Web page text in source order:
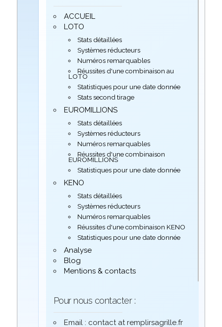
ACCUEIL
LOTO
Stats détaillées
Systèmes réducteurs
Numéros remarquables
Réussites d'une combinaison au
LOTO
Statistiques pour une date donnée
Stats second tirage
EUROMILLIONS
Stats détaillées
Systèmes réducteurs
Numéros remarquables
Réussites d'une combinaison
EUROMILLIONS
Statistiques pour une date donnée
KENO
Stats détaillées
Systèmes réducteurs
Numéros remarquables
Réussites d'une combinaison KENO
Statistiques pour une date donnée
Analyse
Blog
Mentions & contacts
Pour nous contacter :
Email : contact at remplirsagrille.fr